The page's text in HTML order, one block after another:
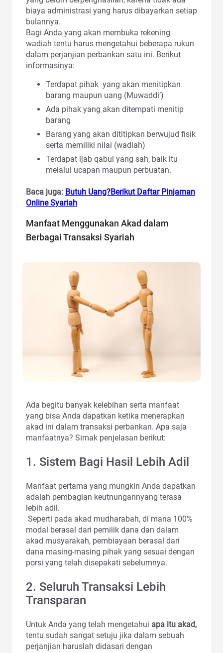
biaya administrasi yang harus dibayarkan setiap
bulannya.
Bagi Anda yang akan membuka rekening
wadiah tentu harus mengetahui beberapa rukun
dalam perjanjian perbankan satu ini. Berikut
informasinya:
Terdapat pihak yang akan menitipkan
barang maupun uang (Muwaddi’)
Ada pihak yang akan ditempati menitip
barang
Barang yang akan dititipkan berwujud fisik
serta memiliki nilai (wadiah)
Terdapat ijab qabul yang sah, baik itu
melalui ucapan maupun perbuatan.
Baca juga: Butuh Uang?Berikut Daftar Pinjaman
Online Syariah
Manfaat Menggunakan Akad dalam
Berbagai Transaksi Syariah
Ada begitu banyak kelebihan serta manfaat
yang bisa Anda dapatkan ketika menerapkan
akad ini dalam transaksi perbankan. Apa saja
manfaatnya? Simak penjelasan berikut:
1. Sistem Bagi Hasil Lebih Adil
Manfaat pertama yang mungkin Anda dapatkan
adalah pembagian keutnungannyang terasa
lebih adil.
Seperti pada akad mudharabah, di mana 100%
modal berasal dari pemilik dana dan dalam
akad musyarakah, pembiayaan berasal dari
dana masing-masing pihak yang sesuai dengan
porsi yang telah disepakati sebelumnya.
2. Seluruh Transaksi Lebih
Transparan
Untuk Anda yang telah mengetahui apa itu akad,
tentu sudah sangat setuju jika dalam sebuah
perjanjian haruslah didasari dengan